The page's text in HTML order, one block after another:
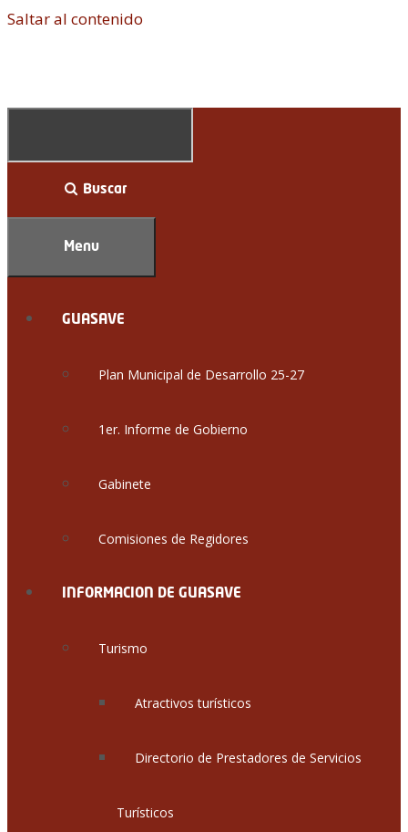
Saltar al contenido
Buscar
Menu
GUASAVE
Plan Municipal de Desarrollo 25-27
1er. Informe de Gobierno
Gabinete
Comisiones de Regidores
INFORMACION DE GUASAVE
Turismo
Atractivos turísticos
Directorio de Prestadores de Servicios
Turísticos